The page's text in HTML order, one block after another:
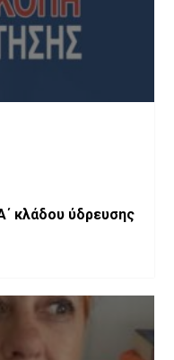
Α΄ κλάδου ύδρευσης